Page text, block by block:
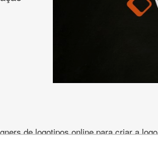
de logotipos online para criar a
folder, flyer, website e muito